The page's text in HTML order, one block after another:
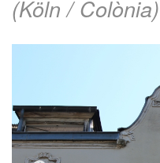
(Köln / Colònia)